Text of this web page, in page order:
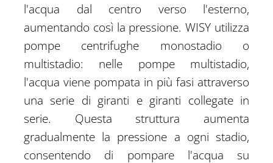
l'acqua dal centro verso l'esterno,
aumentando così la pressione. WISY utilizza
pompe centrifughe monostadio o
multistadio: nelle pompe multistadio,
l'acqua viene pompata in più fasi attraverso
una serie di giranti e giranti collegate in
serie. Questa struttura aumenta
gradualmente la pressione a ogni stadio,
consentendo di pompare l'acqua su